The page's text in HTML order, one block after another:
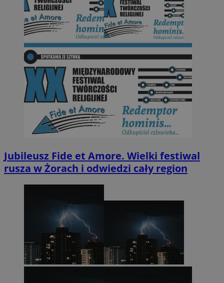
Jubileusz Fide et Amore. Wielki festiwal
rusza w Żorach i odwiedzi cały region